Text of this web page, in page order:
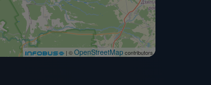
| ©OpenStreetMapcontributors